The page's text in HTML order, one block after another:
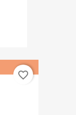
favorite_border